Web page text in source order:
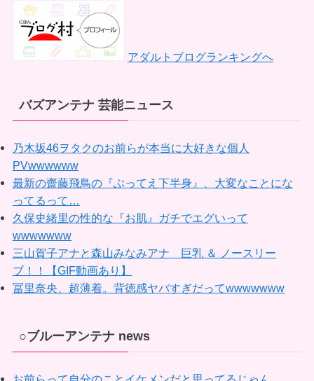
アダルトブログランキングへ
バズアンテナ 芸能ニュース
乃木坂46ヲタクのお前らが本当に大好きな個人
PVwwwwww
最新の齋藤飛鳥の『ぶってえ下半身』、大変なことにな
ってるって…
久保史緒里の性的な『お肌』ガチでエグいって
wwwwwww
三山賀子アナと森山みなみアナ 巨乳 ＆ ノースリー
ブ！！【GIF動画あり】
冨里奈央、超薄着。背徳感ヤバすぎだってwwwwwww
○ブルーアンテナ news